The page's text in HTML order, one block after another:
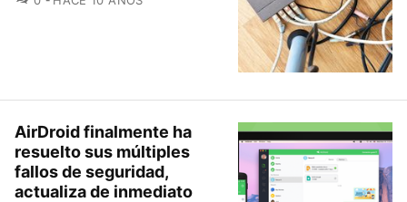
AirDroid finalmente ha
resuelto sus múltiples
fallos de seguridad,
actualiza de inmediato